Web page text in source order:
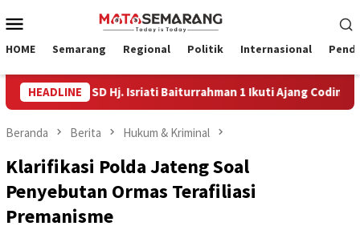
ke
Mobile
HOME Semarang Regional Politik Internasional
HEADLINE
SD Hj. Isriati Baiturrahman 1 Ikuti Ajang Coding
Beranda Berita Hukum & Kriminal
Klarifikasi Polda Jateng Soal
Penyebutan Ormas Terafiliasi
Premanisme